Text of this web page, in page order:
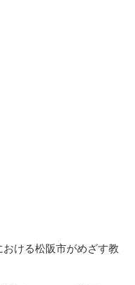
おける松阪市がめざす教